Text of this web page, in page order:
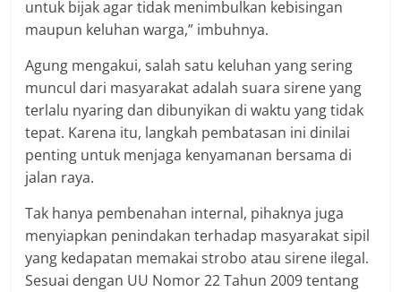
untuk bijak agar tidak menimbulkan kebisingan
maupun keluhan warga,” imbuhnya.
Agung mengakui, salah satu keluhan yang sering
muncul dari masyarakat adalah suara sirene yang
terlalu nyaring dan dibunyikan di waktu yang tidak
tepat. Karena itu, langkah pembatasan ini dinilai
penting untuk menjaga kenyamanan bersama di
jalan raya.
Tak hanya pembenahan internal, pihaknya juga
menyiapkan penindakan terhadap masyarakat sipil
yang kedapatan memakai strobo atau sirene ilegal.
Sesuai dengan UU Nomor 22 Tahun 2009 tentang